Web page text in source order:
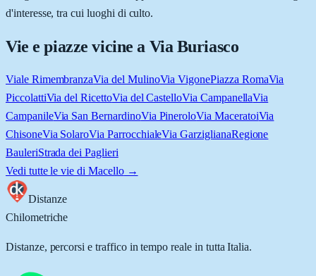
d'interesse, tra cui luoghi di culto.
Vie e piazze vicine a Via Buriasco
Viale RimembranzaVia del MulinoVia VigonePiazza RomaVia
PiccolattiVia del RicettoVia del CastelloVia CampanellaVia
CampanileVia San BernardinoVia PineroloVia MaceratoiVia
ChisoneVia SolaroVia ParrocchialeVia GarziglianaRegione
BauleriStrada dei Paglieri
Vedi tutte le vie di Macello→
Distanze
Chilometriche
Distanze, percorsi e traffico in tempo reale in tutta Italia.